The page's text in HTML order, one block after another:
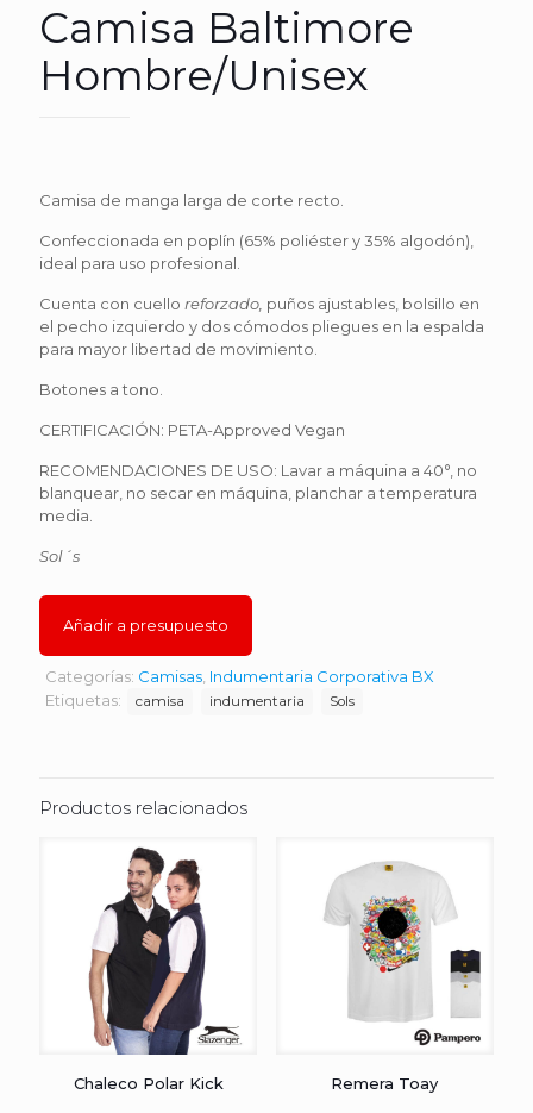
Camisa Baltimore
Hombre/Unisex
Camisa de manga larga de corte recto.
Confeccionada en poplín (65% poliéster y 35% algodón),
ideal para uso profesional.
Cuenta con cuello reforzado, puños ajustables, bolsillo en
el pecho izquierdo y dos cómodos pliegues en la espalda
para mayor libertad de movimiento.
Botones a tono.
CERTIFICACIÓN: PETA-Approved Vegan
RECOMENDACIONES DE USO: Lavar a máquina a 40°, no
blanquear, no secar en máquina, planchar a temperatura
media.
Sol´s
Añadir a presupuesto
Categorías: Camisas Indumentaria Corporativa BX
Etiquetas:
camisa indumentaria Sols
Productos relacionados
Chaleco Polar Kick Remera Toay